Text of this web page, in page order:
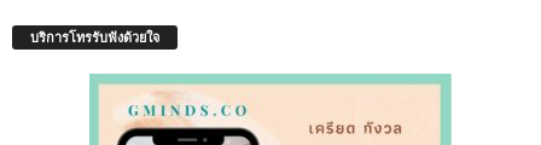
บริการโทรรับฟังด้วยใจ